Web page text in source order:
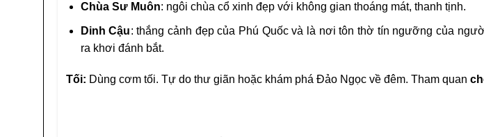
Chùa Sư Muôn: ngôi chùa cổ xinh đẹp với không gian thoáng mát, thanh tịnh.
Dinh Cậu: thắng cảnh đẹp của Phú Quốc và là nơi tôn thờ tín ngưỡng của
ra khơi đánh bắt.
Tối: Dùng cơm tối. Tự do thư giãn hoặc khám phá Đảo Ngọc về đêm. Tham quan